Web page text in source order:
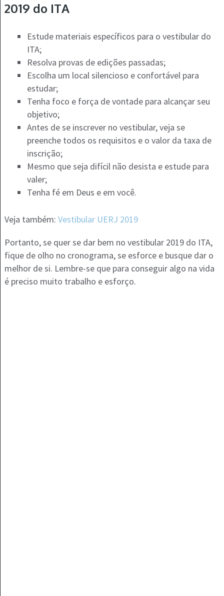
2019 do ITA
Estude materiais específicos para o vestibular do
ITA;
Resolva provas de edições passadas;
Escolha um local silencioso e confortável para
estudar;
Tenha foco e força de vontade para alcançar seu
objetivo;
Antes de se inscrever no vestibular, veja se
preenche todos os requisitos e o valor da taxa de
inscrição;
Mesmo que seja difícil não desista e estude para
valer;
Tenha fé em Deus e em você.
Veja também: Vestibular UERJ 2019
Portanto, se quer se dar bem no vestibular 2019 do ITA,
fique de olho no cronograma, se esforce e busque dar o
melhor de si. Lembre-se que para conseguir algo na vida
é preciso muito trabalho e esforço.